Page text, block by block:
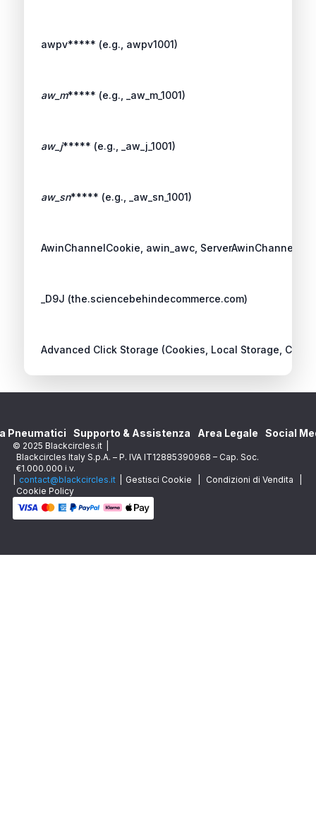
awpv***** (e.g., awpv1001)
aw_m***** (e.g., _aw_m_1001)
aw_j***** (e.g., _aw_j_1001)
aw_sn***** (e.g., _aw_sn_1001)
AwinChannelCookie, awin_awc,
_D9J (the.sciencebehindecommerce.com)
Advanced Click Storage (Cookies, Local Storage,
Pneumatici Supporto & Assistenza Area Legale Social
© 2025 Blackcircles.it
Blackcircles Italy S.p.A. – P. IVA IT12885390968 – Cap. Soc.
€1.000.000 i.v.
contact@blackcircles.it Gestisci Cookie Condizioni di Vendita
Cookie Policy